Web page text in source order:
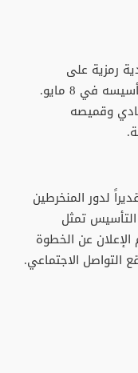
رمزية على
المنخرطين بمناسبة الذكرى السنوية لتأسيسه في 8 مايو.
وقميصه
لدور المنخرطين
تمثل
عن الخطوة
التواصل الاجتماعي.